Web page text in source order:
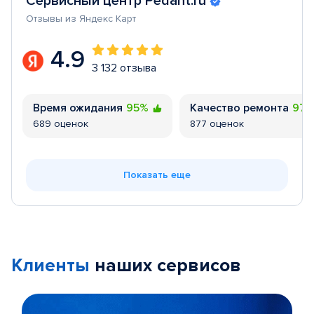
Отзывы из Яндекс Карт
4.9 3 132 отзыва
Время ожидания 95%
689 оценок
Качество ремонта
877 оценок
Показать еще
Клиенты наших сервисов